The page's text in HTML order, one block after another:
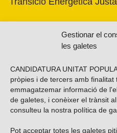
Gestionar el
les galetes
CANDIDATURA UNITAT
pròpies i de tercers amb
emmagatzemar informació de
de galetes, i conèixer el trànsit
consulteu la nostra política de
Pot acceptar totes les galetes